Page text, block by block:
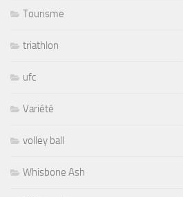
Tourisme
triathlon
ufc
Variété
volley ball
Whisbone Ash